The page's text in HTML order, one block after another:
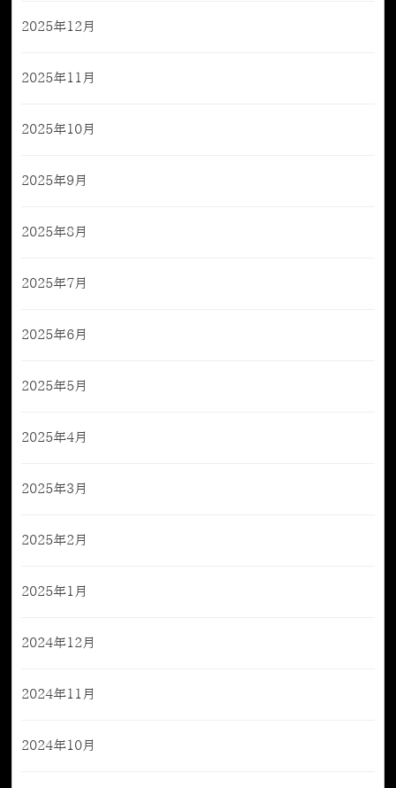
2025年12月
2025年11月
2025年10月
2025年9月
2025年8月
2025年7月
2025年6月
2025年5月
2025年4月
2025年3月
2025年2月
2025年1月
2024年12月
2024年11月
2024年10月